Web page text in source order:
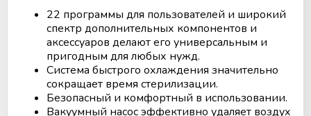
Мобильный пункт забора крови
(Донорский автобус)
22 программы для пользователей и широкий
спектр дополнительных компонентов и
аксессуаров делают его универсальным и
пригодным для любых нужд.
Система быстрого охлаждения значительно
сокращает время стерилизации.
Безопасный и комфортный в использовании.
Вакуумный насос эффективно удаляет воздух